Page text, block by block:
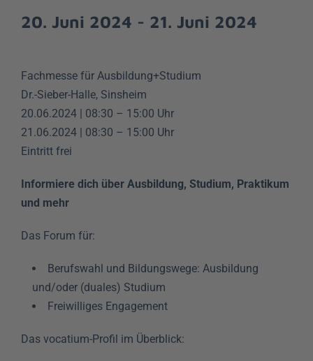
20. Juni 2024 - 21. Juni 2024
Fachmesse für Ausbildung+Studium
Dr.-Sieber-Halle, Sinsheim
20.06.2024 | 08:30 – 15:00 Uhr
21.06.2024 | 08:30 – 15:00 Uhr
Eintritt frei
Informiere dich über Ausbildung, Studium, Praktikum
und mehr
Das Forum für:
Berufswahl und Bildungswege: Ausbildung
und/oder (duales) Studium
Freiwilliges Engagement
Das vocatium-Profil im Überblick: